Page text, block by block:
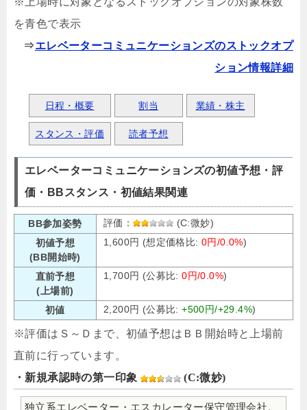
を青色で表示
⇒エレベーターコミュニケーションズのストックオプ
ション情報詳細
日程・概要 割当 業績・株主
スタンス・評価 読者予想
エレベーターコミュニケーションズの初値予想・評
価・BBスタンス・初値結果関連
BB参加姿勢 評価：
(C:微妙)
初値予想
(BB開始時)
1,600円 (想定価格比: 0円/0.0%)
直前予想
(上場前)
1,700円 (公募比:0円/0.0%)
初値 2,200円 (公募比:+500円/+29.4%)
※評価はＳ～Ｄまで、初値予想はＢＢ開始時と上場前
直前に行っています。
・新規承認時の第一印象
(C:微妙)
独立系エレベーター・エスカレーター保守管理会社。